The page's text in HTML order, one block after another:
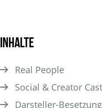
Inhalte
Real People
Social & Creator
Darsteller­-Besetzung